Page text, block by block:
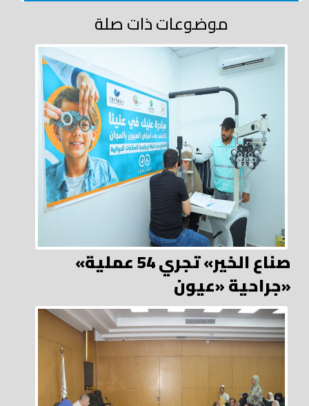
موضوعات ذات صلة
«صناع الخير» تجري 54 عملية
جراحية «عيون»